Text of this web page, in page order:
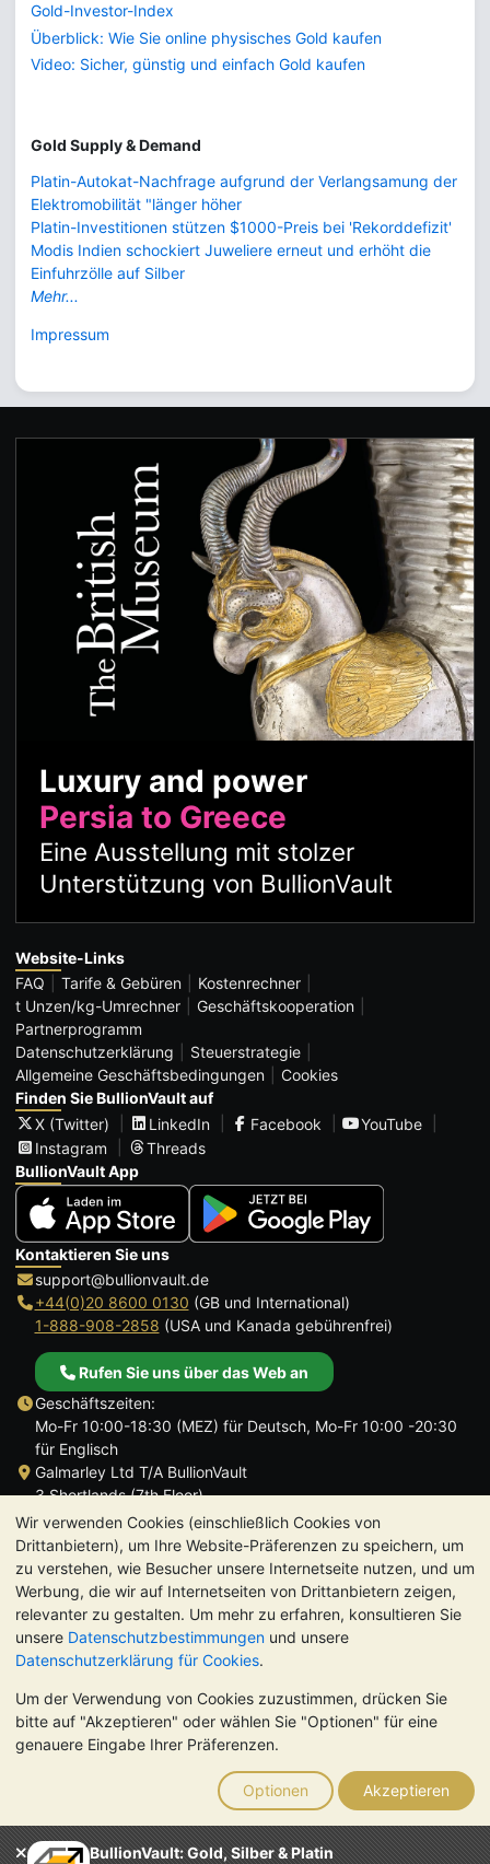
Wir verwenden Cookies (einschließlich Cookies von
Drittanbietern), um Ihre Website-Präferenzen zu speichern, um
zu verstehen, wie Besucher unsere Internetseite nutzen, und um
Werbung, die wir auf Internetseiten von Drittanbietern zeigen,
relevanter zu gestalten. Um mehr zu erfahren, konsultieren Sie
unsere Datenschutzbestimmungen und unsere
Datenschutzerklärung für Cookies.
Um der Verwendung von Cookies zuzustimmen, drücken Sie
bitte auf "Akzeptieren" oder wählen Sie "Optionen" für eine
genauere Eingabe Ihrer Präferenzen.
Optionen Akzeptieren
BullionVault: Gold, Silber & Platin
Gold-Investor-Index
Überblick: Wie Sie online physisches Gold kaufen
Video: Sicher, günstig und einfach Gold kaufen
Gold Supply & Demand
Platin-Autokat-Nachfrage aufgrund der Verlangsamung der
Elektromobilität "länger höher
Platin-Investitionen stützen $1000-Preis bei 'Rekorddefizit'
Modis Indien schockiert Juweliere erneut und erhöht die
Einfuhrzölle auf Silber
Mehr...
Impressum
Luxury and power
Persia to Greece
Eine Ausstellung mit stolzer
Unterstützung von BullionVault
Website-Links
FAQ
Tarife & Gebüren
Kostenrechner
t Unzen/kg-Umrechner
Geschäftskooperation
Partnerprogramm
Datenschutzerklärung
Steuerstrategie
Allgemeine Geschäftsbedingungen
Cookies
Finden Sie BullionVault auf
X (Twitter)
LinkedIn Facebook
YouTube
Instagram
Threads
BullionVault App
Kontaktieren Sie uns
support@bullionvault.de
+44(0)20 8600 0130 (GB und International)
1-888-908-2858 (USA und Kanada gebührenfrei)
Rufen Sie uns über das Web an
Geschäftszeiten:
Mo-Fr 10:00-18:30 (MEZ) für Deutsch, Mo-Fr 10:00 -20:30
für Englisch
Galmarley Ltd T/A BullionVault
3 Shortlands (7th Floor)
Hammersmith
London
W6 8DA
Großbritannien
TrustScore 4.8 | 726 Bewertungen
BITTE BEACHTEN SIE: Der Wert von Edelmetallen kann sowohl
steigen als auch fallen. Historische Trends sind keine Garantie
für zukünftige Preisentwicklungen. Nichts auf den Webseiten
von BullionVault oder in der Kommunikation stellt eine
Anlageberatung dar. Sie sollten sich von einem Fachmann
beraten lassen, um zu sehen, ob der Besitz von Edelmetallen